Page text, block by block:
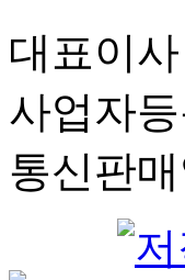
대표이
사업자
통신판